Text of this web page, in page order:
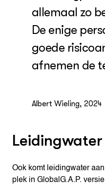
allemaal zo
De enige
goede
afnemen de
Albert Wieling, 2024
Leidingwater
Ook komt leidingwater
plek in GlobalG.A.P.